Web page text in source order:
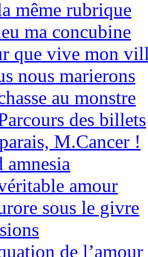
même rubrique
ma concubine
que vive mon
nous marierons
au monstre
des billets
M.Cancer !
amnesia
amour
sous le givre
de